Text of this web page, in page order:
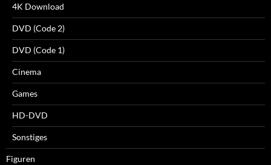
4K Download
DVD (Code 2)
DVD (Code 1)
Cinema
Games
HD-DVD
Sonstiges
Figuren